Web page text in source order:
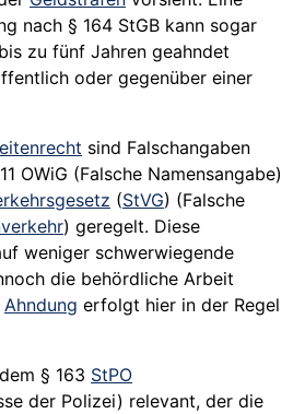
nach § 164 StGB kann sogar
zu fünf Jahren geahndet
oder gegenüber einer
sind Falschangaben
OWiG (Falsche Namensangabe)
(StVG) (Falsche
) geregelt. Diese
weniger schwerwiegende
die behördliche Arbeit
Ahndung erfolgt hier in der Regel
§ 163 StPO
der Polizei) relevant, der die